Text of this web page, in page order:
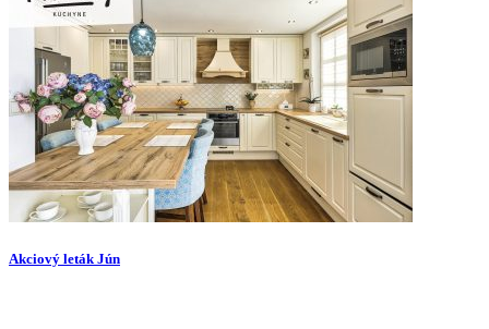
Akciový leták Jún